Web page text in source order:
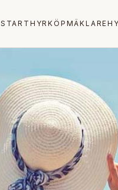
START HYRKÖP MÄKLARE